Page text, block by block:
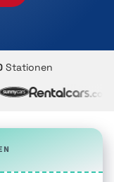
Stationen